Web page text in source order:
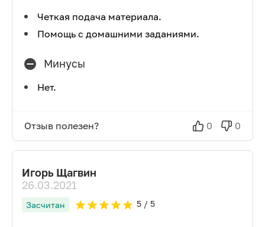
Четкая подача материала.
Помощь с домашними заданиями.
Минусы
Нет.
Отзыв полезен? 0 0
Игорь Щагвин
26.03.2021
Засчитан 5/ 5